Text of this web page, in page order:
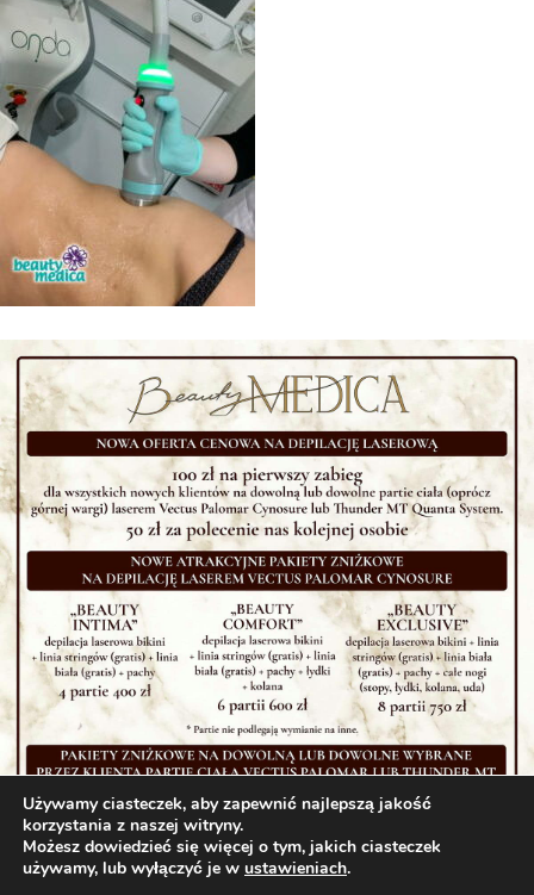
Używamy ciasteczek, aby zapewnić najlepszą jakość
korzystania z naszej witryny.
Możesz dowiedzieć się więcej o tym, jakich ciasteczek
używamy, lub wyłączyć je w ustawieniach.